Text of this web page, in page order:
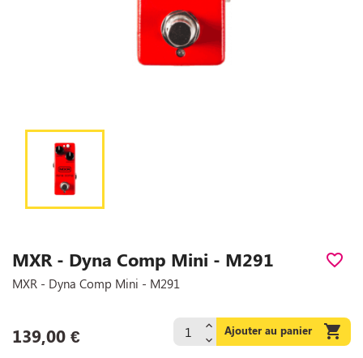
MXR - Dyna Comp Mini - M291 favorite_border
MXR - Dyna Comp Mini - M291
139,00 € Ajouter au panier 